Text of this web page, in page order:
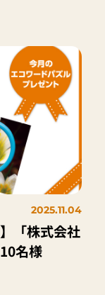
2025.11.04
「株式会社
名様